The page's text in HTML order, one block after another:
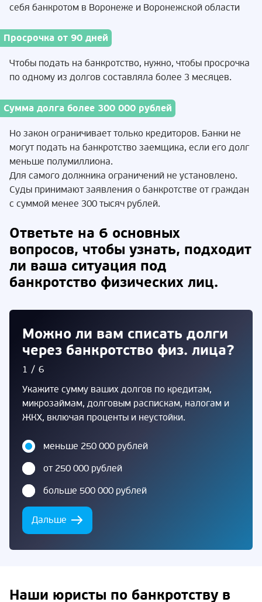
себя банкротом в Воронеже и Воронежской области
Просрочка от 90 дней
Чтобы подать на банкротство, нужно, чтобы просрочка
по одному из долгов составляла более 3 месяцев.
Сумма долга более 300 000 рублей
Но закон ограничивает только кредиторов. Банки не
могут подать на банкротство заемщика, если его долг
меньше полумиллиона.
Для самого должника ограничений не установлено.
Суды принимают заявления о банкротстве от граждан
с суммой менее 300 тысяч рублей.
Ответьте на 6 основных
вопросов, чтобы узнать, подходит
ли ваша ситуация под
банкротство физических лиц.
Можно ли вам списать долги
через банкротство физ. лица?
1/6
Укажите сумму ваших долгов по кредитам,
микрозаймам, долговым распискам, налогам и
ЖКХ, включая проценты и неустойки.
меньше 250 000 рублей
от 250 000 рублей
больше 500 000 рублей
Дальше
Наши юристы по банкротству в